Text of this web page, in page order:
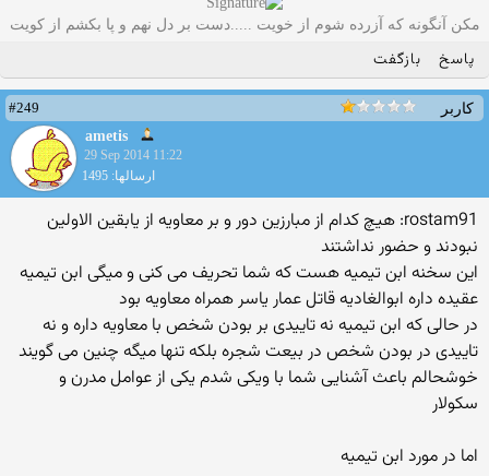
مکن آنگونه که آزرده شوم از خویت .....دست بر دل نهم و پا بکشم از کویت
پاسخ بازگفت
کاربر
#249
ametis
29 Sep 2014 11:22
ارسالها: 1495
rostam91: هیچ کدام از مبارزین دور و بر معاویه از یابقین الاولین
نبودند و حضور نداشتند
این سخنه ابن تیمیه هست که شما تحریف می کنی و میگی ابن تیمیه
عقیده داره ابوالغادیه قاتل عمار یاسر همراه معاویه بود
در حالی که ابن تیمیه نه تاییدی بر بودن شخص با معاویه داره و نه
تاییدی در بودن شخص در بیعت شجره بلکه تنها میگه چنین می گویند
خوشحالم باعث آشنایی شما با ویکی شدم یکی از عوامل مدرن و
سکولار
اما در مورد ابن تیمیه